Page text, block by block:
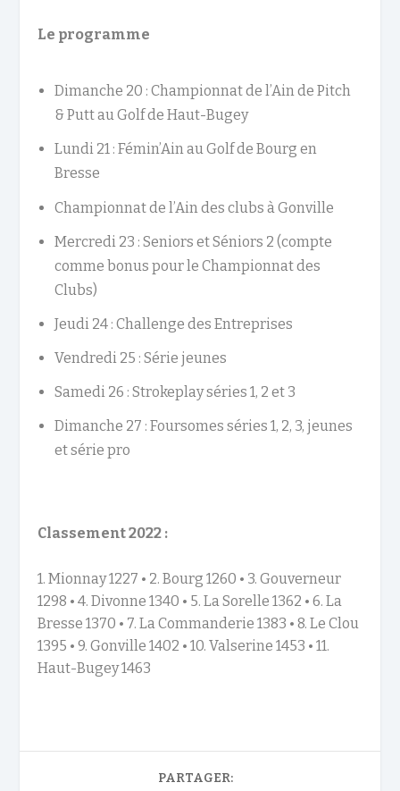
Le programme
Dimanche 20 : Championnat de l’Ain de Pitch
& Putt au Golf de Haut-Bugey
Lundi 21 : Fémin’Ain au Golf de Bourg en
Bresse
Championnat de l’Ain des clubs à Gonville
Mercredi 23 : Seniors et Séniors 2 (compte
comme bonus pour le Championnat des
Clubs)
Jeudi 24 : Challenge des Entreprises
Vendredi 25 : Série jeunes
Samedi 26 : Strokeplay séries 1, 2 et 3
Dimanche 27 : Foursomes séries 1, 2, 3, jeunes
et série pro
Classement 2022 :
1. Mionnay 1227 • 2. Bourg 1260 • 3. Gouverneur
1298 • 4. Divonne 1340 • 5. La Sorelle 1362 • 6. La
Bresse 1370 • 7. La Commanderie 1383 • 8. Le Clou
1395 • 9. Gonville 1402 • 10. Valserine 1453 • 11.
Haut-Bugey 1463
PARTAGER: